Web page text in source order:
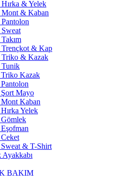
Hırka & Yelek
Mont & Kaban
Pantolon
Sweat
Trençkot & Kap
Triko & Kazak
Tunik
Kazak
Mayo
Kaban
Yelek
& T-Shirt
Ayakkabı
BAKIM